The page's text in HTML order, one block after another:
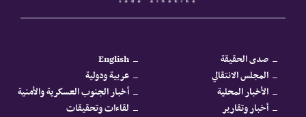
صدى الحقيقة
English
المجلس الانتقالي
عربية ودولية
الأخبار المحلية
أخبار الجنوب العسكرية والأمنية
أخبار وتقارير
لقاءات وتحقيقات